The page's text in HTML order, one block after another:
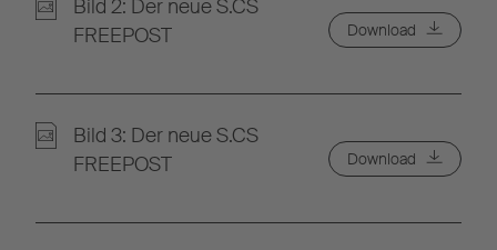
Bild 2: Der neue S.CS
FREEPOST
Download
Bild 3: Der neue S.CS
FREEPOST
Download